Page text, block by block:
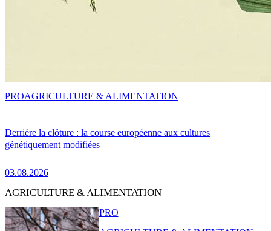
Derrière la clôture : la course européenne aux cultures
génétiquement modifiées
03.08.2026
PROAGRICULTURE & ALIMENTATION
AGRICULTURE & ALIMENTATION
PRO